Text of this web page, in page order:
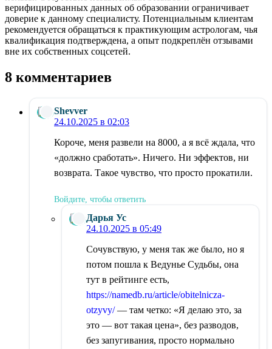
верифицированных данных об образовании ограничивает
доверие к данному специалисту. Потенциальным клиентам
рекомендуется обращаться к практикующим астрологам, чья
квалификация подтверждена, а опыт подкреплён отзывами
вне их собственных соцсетей.
8 комментариев
Shevver
24.10.2025 в 02:03
Короче, меня развели на 8000, а я всё ждала, что
«должно сработать». Ничего. Ни эффектов, ни
возврата. Такое чувство, что просто прокатили.
Войдите, чтобы ответить
Дарья Ус
24.10.2025 в 05:49
Сочувствую, у меня так же было, но я
потом пошла к Ведунье Судьбы, она
тут в рейтинге есть,
https://namedb.ru/article/obitelnicza-
otzyvy/— там четко: «Я делаю это, за
это — вот такая цена», без разводов,
без запугивания, просто нормально